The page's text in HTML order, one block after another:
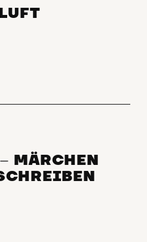
–
MÄRCHEN